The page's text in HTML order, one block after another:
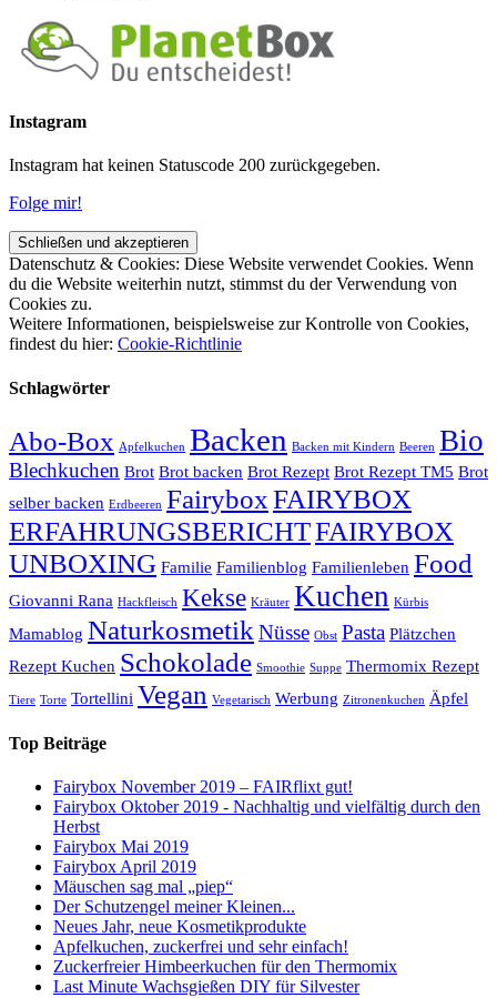
Instagram
Instagram hat keinen Statuscode 200 zurückgegeben.
Folge mir!
Datenschutz & Cookies: Diese Website verwendet Cookies. Wenn
du die Website weiterhin nutzt, stimmst du der Verwendung von
Cookies zu.
Weitere Informationen, beispielsweise zur Kontrolle von Cookies,
findest du hier: Cookie-Richtlinie
Schlagwörter
Abo-Box Apfelkuchen Backen Backen mit Kindern Beeren Bio
Blechkuchen Brot Brot backen Brot Rezept Brot Rezept TM5 Brot
selber backen Erdbeeren FairyboxFAIRYBOX
ERFAHRUNGSBERICHTFAIRYBOX
UNBOXING Familie Familienblog Familienleben Food
Giovanni Rana Hackfleisch Kekse Kräuter Kuchen Kürbis
Mamablog Naturkosmetik Nüsse Obst Pasta Plätzchen
Rezept Kuchen Schokolade Smoothie Suppe Thermomix Rezept
Tiere Torte Tortellini Vegan Vegetarisch Werbung Zitronenkuchen Äpfel
Top Beiträge
Fairybox November 2019 – FAIRflixt gut!
Fairybox Oktober 2019 - Nachhaltig und vielfältig durch den
Herbst
Fairybox Mai 2019
Fairybox April 2019
Mäuschen sag mal „piep“
Der Schutzengel meiner Kleinen...
Neues Jahr, neue Kosmetikprodukte
Apfelkuchen, zuckerfrei und sehr einfach!
Zuckerfreier Himbeerkuchen für den Thermomix
Last Minute Wachsgießen DIY für Silvester